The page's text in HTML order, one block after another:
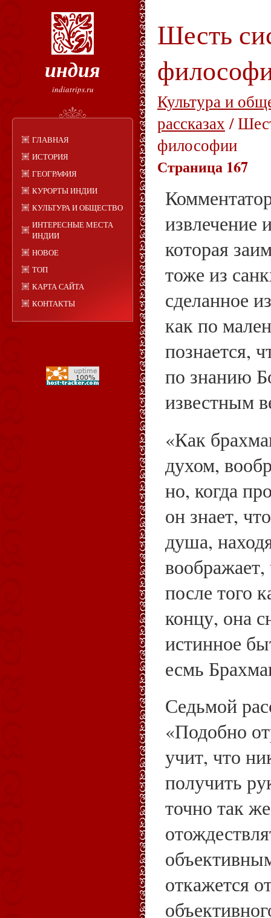
индия
indiatrips.ru
ГЛАВНАЯ
ИСТОРИЯ
ГЕОГРАФИЯ
КУРОРТЫ ИНДИИ
КУЛЬТУРА И ОБЩЕСТВО
ИНТЕРЕСНЫЕ МЕСТА
ИНДИИ
НОВОЕ
ТОП
КАРТА САЙТА
КОНТАКТЫ
Шесть
Культура и
рассказах/
философии
Страница 167
извлечение
которая
тоже из
сделанное
как по
познается,
по знанию
известным
«Как
духом,
но, когда
он знает,
душа,
воображает,
после того
концу, она
истинное
есмь
Седьмой
«Подобно
учит, что
получить
точно так
откажется